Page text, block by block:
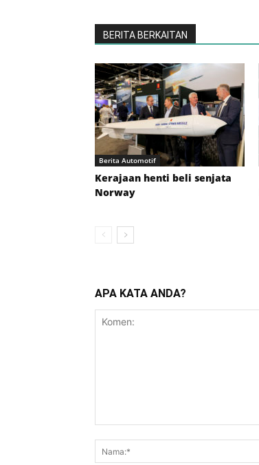
BERITA BERKAITAN
Berita Automotif
Kerajaan henti beli senjata
Norway
APA KATA ANDA?